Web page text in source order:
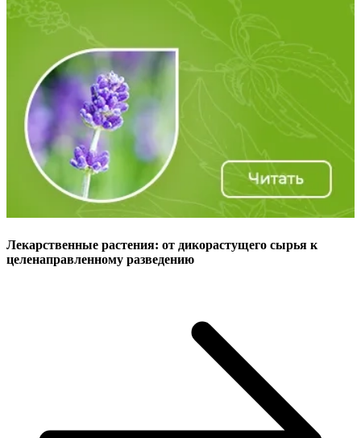
Лекарственные растения: от дикорастущего сырья к
целенаправленному разведению